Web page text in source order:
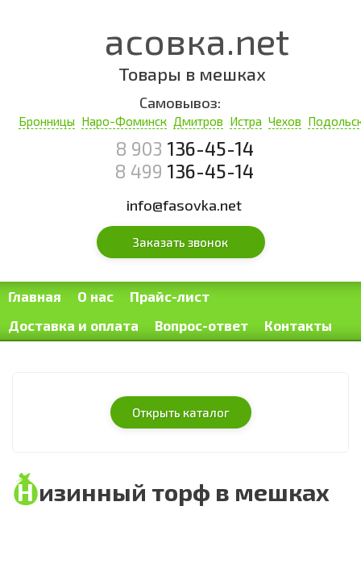
Фасовка.net
Товары в мешках
Самовывоз:
Бронницы Наро-Фоминск Дмитров Истра Чехов
8 903 136-45-14
8 499 136-45-14
info@fasovka.net
Заказать звонок
Главная О нас
Прайс-лист
Доставка и оплата
Вопрос-ответ Контакты
Открыть каталог
Низинный торф в мешках